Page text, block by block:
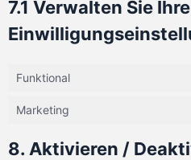
7.1 Verwalten Sie Ihre
Funktional
Marketing
8. Aktivieren /